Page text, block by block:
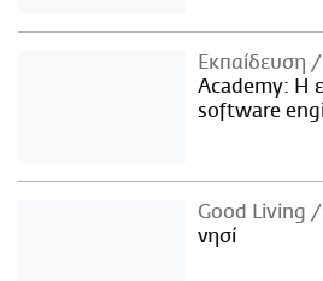
Εκπαίδευση
Academy: Η
software
Good Living
νησί